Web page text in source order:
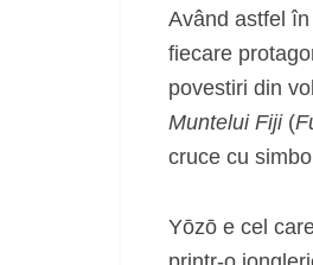
Având astfel
fiecare
povestiri din
Muntelui Fiji(
cruce cu
Yōzō e cel